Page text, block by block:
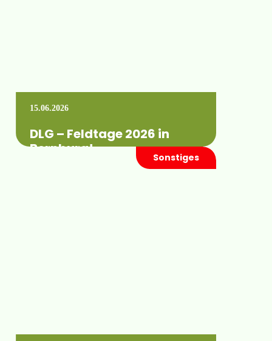
15.06.2026
DLG – Feldtage 2026 in
Bernburg!
Sonstiges